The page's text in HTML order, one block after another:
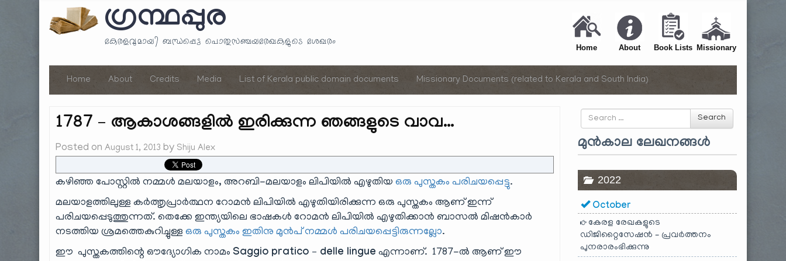
ഗ്രന്ഥപ്പുര
കേരളവുമായി ബന്ധപ്പെട്ട പൊതുസഞ്ചയരേഖകളുടെ ശേഖരം Home About Book Lists Missionary
Home About Credits Media List of Kerala public domain documents Missionary Documents (related to Kerala and South India)
1787 – ആകാശങ്ങളിൽ ഇരിക്കുന്ന ഞങ്ങളുടെ വാവ…
Posted onAugust 1, 2013 by Shiju Alex
കഴിഞ്ഞ പോസ്റ്റിൽ നമ്മൾ മലയാളം, അറബി-മലയാളം ലിപിയിൽ എഴുതിയഒരു പുസ്തകം പരിചയപ്പെട്ടു.
മലയാളത്തിലുള്ള കർത്തൃപ്രാർത്ഥന റോമൻ ലിപിയിൽ എഴുതിയിരിക്കുന്ന ഒരു പുസ്തകം ആണ് ഇന്ന്
പരിചയപ്പെടുത്തുന്നത്. തെക്കേ ഇന്ത്യയിലെ ഭാഷകൾ റോമൻ ലിപിയിൽ എഴുതിക്കാൻ ബാസൽ മിഷൻകാർ
നടത്തിയ ശ്രമത്തെകുറിച്ചുള്ളഒരു പുസ്തകം ഇതിനു മുൻപ് നമ്മൾ പരിചയപ്പെട്ടിരുന്നല്ലോ.
ഈ പുസ്തകത്തിന്റെ ഔദ്യോഗിക നാമം Saggio pratico – delle lingue എന്നാണ്. 1787-ൽ ആണ് ഈ
Search
for
Search
മുൻകാല ലേഖനങ്ങൾ
2022
October
കേരള രേഖകളുടെ
ഡിജിറ്റൈസേഷൻ – പ്രവർത്തനം
പുനരാരംഭിക്കുന്നു